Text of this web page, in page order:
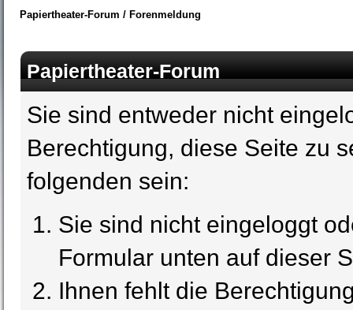
Papiertheater-Forum / Forenmeldung
Papiertheater-Forum
Sie sind entweder nicht
Berechtigung, diese Seite zu
folgenden sein:
Sie sind nicht eingeloggt
Formular unten auf dieser
Ihnen fehlt die